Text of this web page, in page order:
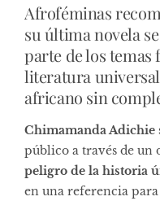
Afroféminas
su última novela
parte de los temas
literatura
africano sin
Chimamanda Adichie
público a través de un
peligro de la historia
en una referencia